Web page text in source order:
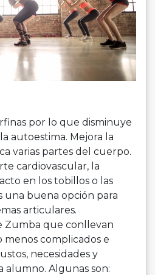
por lo que disminuye
autoestima. Mejora la
varias partes del cuerpo.
cardiovascular, la
en los tobillos o las
una buena opción para
articulares.
Zumba que conllevan
menos complicados e
necesidades y
alumno. Algunas son: